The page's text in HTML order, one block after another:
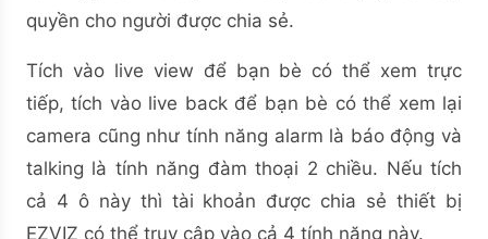
quyền cho người được chia sẻ.
Tích vào live view để bạn bè có thể xem trực
tiếp, tích vào live back để bạn bè có thể xem lại
camera cũng như tính năng alarm là báo động và
talking là tính năng đàm thoại 2 chiều. Nếu tích
cả 4 ô này thì tài khoản được chia sẻ thiết bị
EZVIZ có thể truy cập vào cả 4 tính năng này.